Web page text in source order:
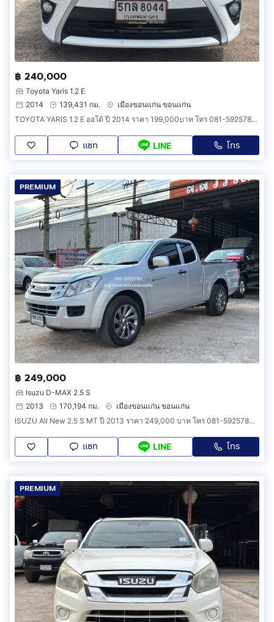
฿ 240,000
Toyota Yaris 1.2 E
2014
139,431 กม.
เมืองขอนแก่น ขอนแก่น
TOYOTA YARIS 1.2 E ออโต้ ปี 2014 ราคา 199,000บาท โทร 081-5925780 เฮียก๊วง ส.สุวรรณแหล่งรถ รถอยู่ จ.ขอนแก่น อ.เมือง ถนนมะลิวัลย์
แชท LINE โทร
PREMIUM
฿ 249,000
Isuzu D-MAX 2.5 S
2013
170,194 กม.
เมืองขอนแก่น ขอนแก่น
ISUZU All New 2.5 S MT ปี 2013 ราคา 249,000 บาท โทร 081-5925780 ส.สุวรรณแหล่งรถ
แชท LINE โทร
PREMIUM